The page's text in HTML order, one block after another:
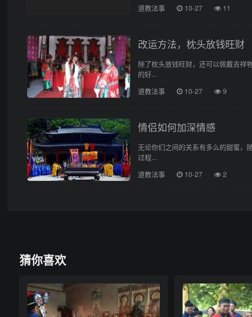
道教法事
10-27 11
改运方法，枕头放钱旺财
除了枕头放钱旺财，还可以佩戴吉祥
的好...
道教法事
10-27 9
情侣如何加深情感
无论你们之间的关系有多么的甜蜜，
过程...
道教法事
10-27 2
猜你喜欢